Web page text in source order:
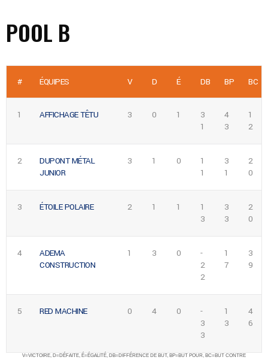
POOL B
# ÉQUIPES V D É DB BP BC
1 AFFICHAGE TÊTU 3 0 1
3
1
4
3
1
2
2
DUPONT MÉTAL
JUNIOR
3 1 0
1
1
3
1
2
0
3 ÉTOILE POLAIRE 2 1 1
1
3
3
3
2
0
4
ADEMA
CONSTRUCTION
1 3 0
-
2
2
1
7
3
9
5 RED MACHINE 0 4 0
-
3
3
1
3
4
6
V=VICTOIRE, D=DÉFAITE, É=ÉGALITÉ, DB=DIFFÉRENCE DE BUT, BP=BUT POUR, BC=BUT CONTRE